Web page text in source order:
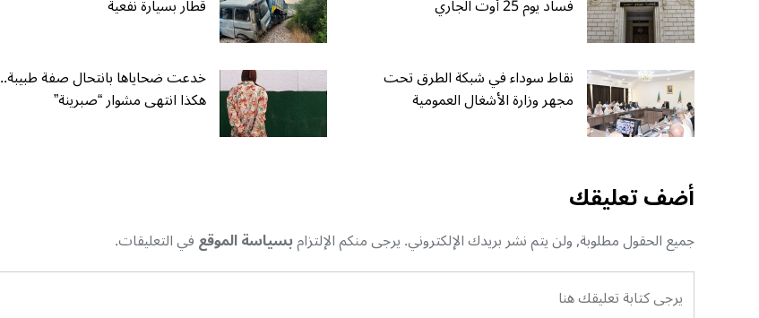
فساد يوم 25 أوت الجاري قطار بسيارة نفعية
نقاط سوداء في شبكة الطرق تحت
مجهر وزارة الأشغال العمومية
خدعت ضحاياها بانتحال صفة طبيبة..
هكذا انتهى مشوار “صبرينة”
أضف تعليقك
جميع الحقول مطلوبة, ولن يتم نشر بريدك الإلكتروني. يرجى منكم الإلتزامبسياسة الموقعفي التعليقات.